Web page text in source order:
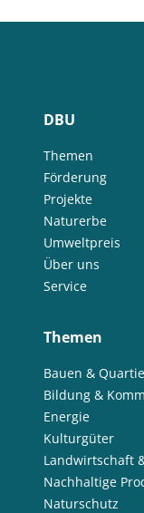
DBU
Themen
Förderung
Projekte
Naturerbe
Umweltpreis
Über uns
Service
Themen
Bauen &
Bildung &
Energie
Kulturgüter
Landwirtschaft
Nachhaltige
Naturschutz